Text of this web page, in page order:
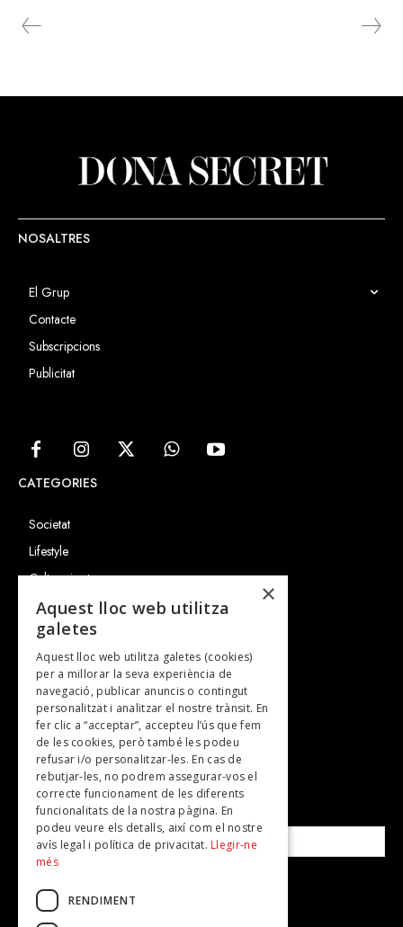
establiments de Júlia es van
NOSALTRES
El Grup
Contacte
Subscripcions
Publicitat
CATEGORIES
Societat
Lifestyle
Cultura i art
Entrevistes
Gastronomia
TV
Plans per fer
Revistes
SUBSCRIU-TE A LA NOSTRA NEWSLETTER!
Correu electrònic*
Accepto lapolítica de privacitat
×
Aquest lloc web utilitza
galetes
Aquest lloc web utilitza galetes (cookies)
per a millorar la seva experiència de
navegació, publicar anuncis o contingut
personalitzat i analitzar el nostre trànsit. En
fer clic a “acceptar”, accepteu l’ús que fem
de les cookies, però també les podeu
refusar i/o personalitzar-les. En cas de
rebutjar-les, no podrem assegurar-vos el
correcte funcionament de les diferents
funcionalitats de la nostra pàgina. En
podeu veure els detalls, així com el nostre
avís legal i política de privacitat. Llegir-ne
més
RENDIMENT